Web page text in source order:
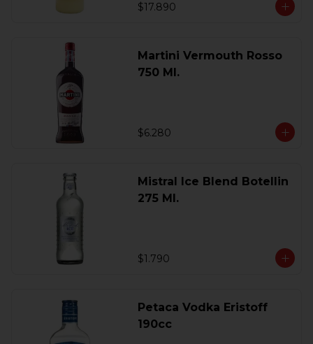
$17.890
Martini Vermouth Rosso
750 Ml.
$6.280
Mistral Ice Blend Botellin
275 Ml.
$1.790
Petaca Vodka Eristoff
190cc